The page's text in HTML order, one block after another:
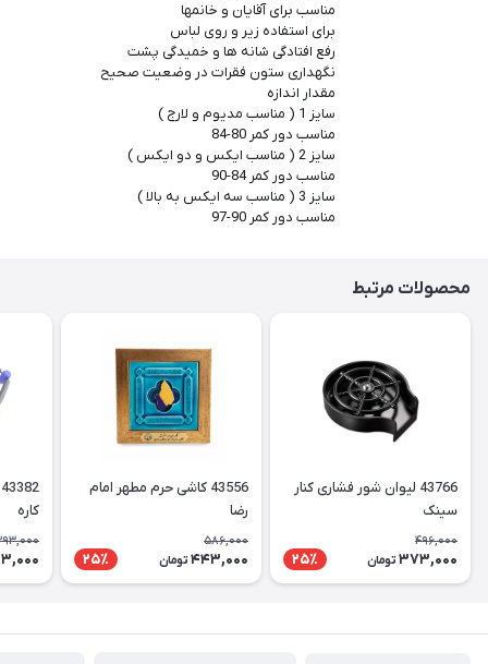
مناسب برای آقایان و خانمها
برای استفاده زیر و روی لباس
رفع افتادگی شانه ها و خمیدگی پشت
نگهداری ستون فقرات در وضعیت صحیح
مقدار اندازه
سایز 1 ( مناسب مدیوم و لارج )
مناسب دور کمر 80-84
سایز 2 ( مناسب ایکس و دو ایکس )
مناسب دور کمر 84-90
سایز 3 ( مناسب سه ایکس به بالا )
مناسب دور کمر 90-97
محصولات مرتبط
43766 لیوان شور فشاری کنار
سینک
496,000
373,000 تومان 25٪
43556 کاشی حرم مطهر امام
رضا
586,000
443,000 تومان 25٪
کاره